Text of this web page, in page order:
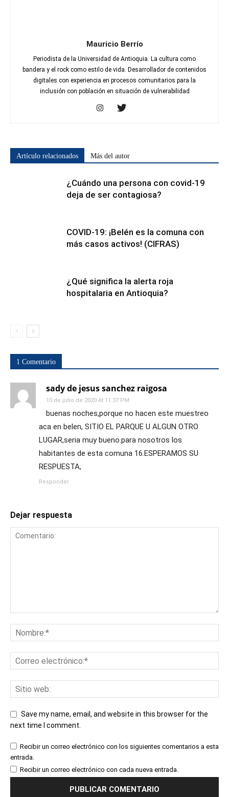
Mauricio Berrío
Periodista de la Universidad de Antioquia. La cultura como
bandera y el rock como estilo de vida. Desarrollador de contenidos
digitales con experiencia en procesos comunitarios para la
inclusión con población en situación de vulnerabilidad
Artículo relacionados Más del autor
¿Cuándo una persona con covid-19
deja de ser contagiosa?
COVID-19: ¡Belén es la comuna con
más casos activos! (CIFRAS)
¿Qué significa la alerta roja
hospitalaria en Antioquia?
1 Comentario
sady de jesus sanchez raigosa
10 de julio de 2020 At 11:37 PM
buenas noches,porque no hacen este muestreo
aca en belen, SITIO EL PARQUE U ALGUN OTRO
LUGAR,seria muy bueno.para nosotros los
habitantes de esta comuna 16.ESPERAMOS SU
RESPUESTA,
Responder
Dejar respuesta
Save my name, email, and website in this browser for the
next time I comment.
Recibir un correo electrónico con los siguientes comentarios a esta
entrada.
Recibir un correo electrónico con cada nueva entrada.